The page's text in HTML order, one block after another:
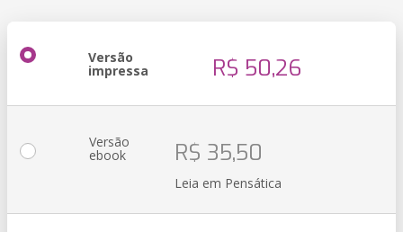
Versão
impressa R$ 50,26
Versão
ebook R$ 35,50
Leia em Pensática